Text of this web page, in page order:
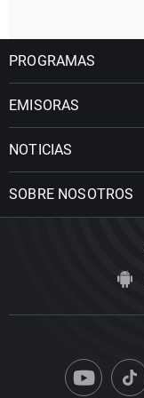
PROGRAMAS
EMISORAS
NOTICIAS
SOBRE NOSOTROS